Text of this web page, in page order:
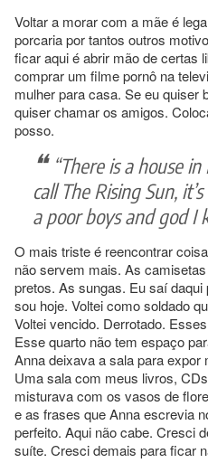
Voltar a morar com a mãe é
porcaria por tantos outros
ficar aqui é abrir mão de certas
comprar um filme pornô na
mulher para casa. Se eu quiser
quiser chamar os amigos.
posso.
“There is a house
call The Rising Sun,
a poor boys and god I
O mais triste é reencontrar
não servem mais. As
pretos. As sungas. Eu saí
sou hoje. Voltei como soldado
Voltei vencido. Derrotado.
Esse quarto não tem espaço
Anna deixava a sala para
Uma sala com meus livros,
misturava com os vasos de
e as frases que Anna escrevia
perfeito. Aqui não cabe. Cresci
suíte. Cresci demais para ficar